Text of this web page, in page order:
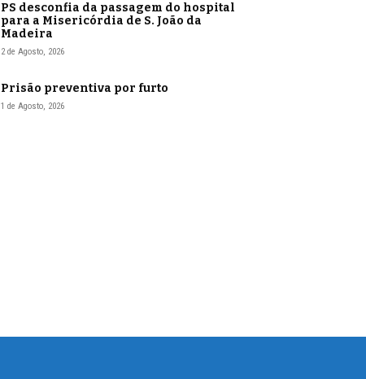
PS desconfia da passagem do hospital
para a Misericórdia de S. João da
Madeira
2 de Agosto, 2026
Prisão preventiva por furto
1 de Agosto, 2026